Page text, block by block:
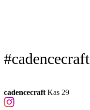
#cadencecraft
cadencecraft Kas 29